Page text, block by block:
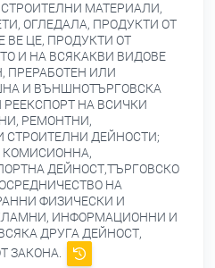
МАТЕРИАЛИ,
ОГЛЕДАЛА, ПРОДУКТИ ОТ
ЦЕ, ПРОДУКТИ ОТ
И НА ВСЯКАКВИ ВИДОВЕ
ПРЕРАБОТЕН ИЛИ
И ВЪНШНОТЪРГОВСКА
НА ВСИЧКИ
РЕМОНТНИ,
СТРОИТЕЛНИ ДЕЙНОСТИ;
КОМИСИОННА,
ДЕЙНОСТ,ТЪРГОВСКО
НА
ФИЗИЧЕСКИ И
ИНФОРМАЦИОННИ И
ДРУГА ДЕЙНОСТ,
ЗАКОНА.